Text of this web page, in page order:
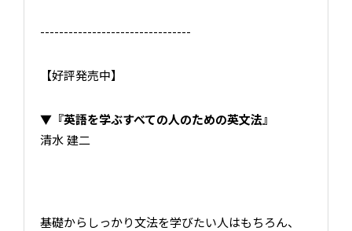
--------------------------------
【好評発売中】
▼ 『英語を学ぶすべての人のための英文法』
清水 建二
基礎からしっかり文法を学びたい人はもちろん、